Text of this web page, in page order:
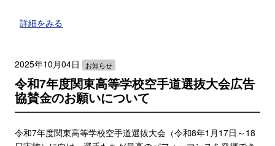
詳細をみる
2025年10月04日 お知らせ
令和7年度関東高等学校空手道選抜大会広告
協賛金のお願いについて
令和7年度関東高等学校空手道選抜大会（令和8年1月17日～18